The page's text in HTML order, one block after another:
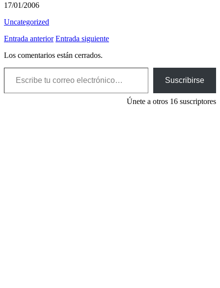
17/01/2006
Uncategorized
Entrada anterior Entrada siguiente
Los comentarios están cerrados.
Escribe tu correo electrónico…
Suscribirse
Únete a otros 16 suscriptores